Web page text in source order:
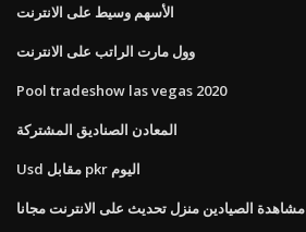
الأسهم وسيط على الانترنت
وول مارت الراتب على الانترنت
Pool tradeshow las vegas 2020
المعادن الصناديق المشتركة
Usd مقابل pkr اليوم
مشاهدة الصيادين منزل تحديث على الانترنت مجانا